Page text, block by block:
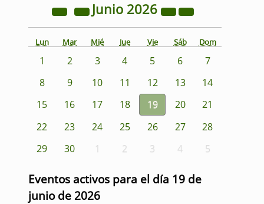
Junio 2026
Lun Mar Mié Jue Vie Sáb Dom
1 2 3 4 5 6
7
8
9 10 11 12 13
14
15
16 17 18 19 20
21
22
23 24 25 26 27
28
29
30 1 2 3 4 5
Eventos activos para el día 19 de
junio de 2026